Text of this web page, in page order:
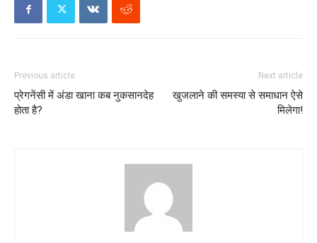
Previous article
प्रेगनेंसी में अंडा खाना कब नुकसानदेह
होता है?
Next article
खुजलाने की समस्या से समाधान ऐसे
मिलेगा!